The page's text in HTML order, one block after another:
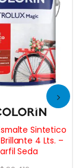
Sintetico
4 Lts. –
Seda